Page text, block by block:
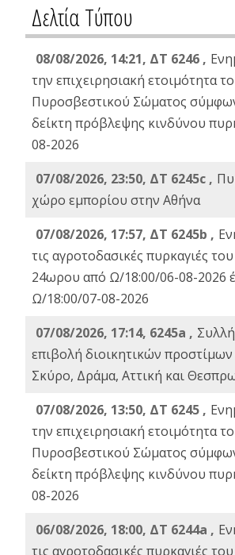
Δελτία Τύπου
08/08/2026, 14:21, ΔΤ 6246 ,
την επιχειρησιακή ετοιμότητα
Πυροσβεστικού Σώματος
δείκτη πρόβλεψης κινδύνου
08-2026
07/08/2026, 23:50, ΔΤ 6245c ,
χώρο εμπορίου στην Αθήνα
07/08/2026, 17:57, ΔΤ 6245b ,
τις αγροτοδασικές πυρκαγιές
24ωρου από Ω/18:00/06-08-2026
Ω/18:00/07-08-2026
07/08/2026, 17:14, 6245a ,
επιβολή διοικητικών
Σκύρο, Δράμα, Αττική και
07/08/2026, 13:50, ΔΤ 6245 ,
την επιχειρησιακή ετοιμότητα
Πυροσβεστικού Σώματος
δείκτη πρόβλεψης κινδύνου
08-2026
06/08/2026, 18:00, ΔΤ 6244a ,
τις αγροτοδασικές πυρκαγιές